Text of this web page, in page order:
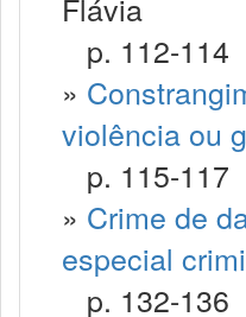
p. 112-114
»
violência ou
p. 115-117
» Crime de
especial
p. 132-136